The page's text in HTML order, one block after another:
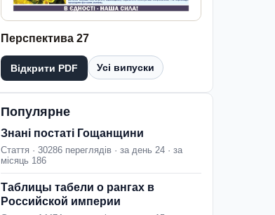
Перспектива 27
Відкрити PDF Усі випуски
Популярне
Знані постаті Гощанщини
Стаття · 30286 переглядів · за день 24 · за
місяць 186
Таблицы табели о рангах в
Российской империи